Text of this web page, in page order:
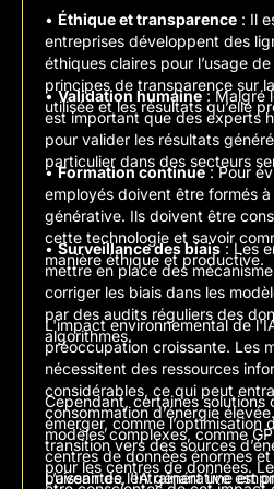
• Éthique et transparence : Il
entreprises développent des
éthiques claires pour l’usage
principes de transparence sur
utilisée et les résultats qu’elle
•Validation humaine: Malgré
est important que des experts
pour valider les résultats
particulier dans des secteurs
•Formation continue: Pour
employés doivent être formés à
générative. Ils doivent être
cette technologie et savoir
manière éthique et productive.
•Surveillance des biais: Les
mettre en place des
corriger les biais dans les
par des audits réguliers des
algorithmes.
L'impact environnemental de
préoccupation croissante. Les
nécessitent des ressources
considérables, ce qui peut
consommation d’énergie
modèles complexes, comme
centres de données énormes
puissantes, entraînant une
Cependant, certaines solutions
émerger, comme l’optimisation
transition vers des sources
pour les centres de données.
L’avenir de l’IA générative est